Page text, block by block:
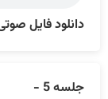
دانلود فایل
جلسه 5 -